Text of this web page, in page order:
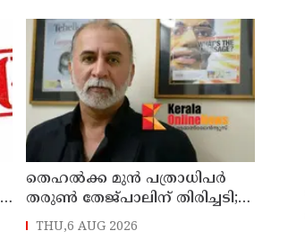
തെഹല്‍ക്ക മുന്‍ പത്രാധിപര്‍
തരുൺ തേജ്പാലിന് തിരിച്ചടി;
ബലാത്സംഗ കേസില്‍
കുറ്റക്കാരന്‍
THU,6 AUG 2026